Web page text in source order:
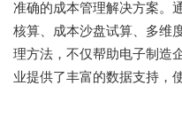
准确的成本管理解决方案。
核算、成本沙盘试算、多维
理方法，不仅帮助电子制造
业提供了丰富的数据支持，